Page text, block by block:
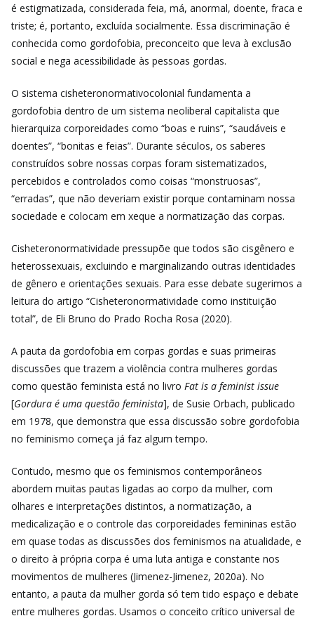
é estigmatizada, considerada feia, má, anormal, doente, fraca e
triste; é, portanto, excluída socialmente. Essa discriminação é
conhecida como gordofobia, preconceito que leva à exclusão
social e nega acessibilidade às pessoas gordas.
O sistema cisheteronormativocolonial fundamenta a
gordofobia dentro de um sistema neoliberal capitalista que
hierarquiza corporeidades como “boas e ruins”, “saudáveis e
doentes”, “bonitas e feias”. Durante séculos, os saberes
construídos sobre nossas corpas foram sistematizados,
percebidos e controlados como coisas “monstruosas”,
“erradas”, que não deveriam existir porque contaminam nossa
sociedade e colocam em xeque a normatização das corpas.
Cisheteronormatividade pressupõe que todos são cisgênero e
heterossexuais, excluindo e marginalizando outras identidades
de gênero e orientações sexuais. Para esse debate sugerimos a
leitura do artigo “Cisheteronormatividade como instituição
total”, de Eli Bruno do Prado Rocha Rosa (2020).
A pauta da gordofobia em corpas gordas e suas primeiras
discussões que trazem a violência contra mulheres gordas
como questão feminista está no livro Fat is a feminist issue
[Gordura é uma questão feminista], de Susie Orbach, publicado
em 1978, que demonstra que essa discussão sobre gordofobia
no feminismo começa já faz algum tempo.
Contudo, mesmo que os feminismos contemporâneos
abordem muitas pautas ligadas ao corpo da mulher, com
olhares e interpretações distintos, a normatização, a
medicalização e o controle das corporeidades femininas estão
em quase todas as discussões dos feminismos na atualidade, e
o direito à própria corpa é uma luta antiga e constante nos
movimentos de mulheres (Jimenez-Jimenez, 2020a). No
entanto, a pauta da mulher gorda só tem tido espaço e debate
entre mulheres gordas. Usamos o conceito crítico universal de